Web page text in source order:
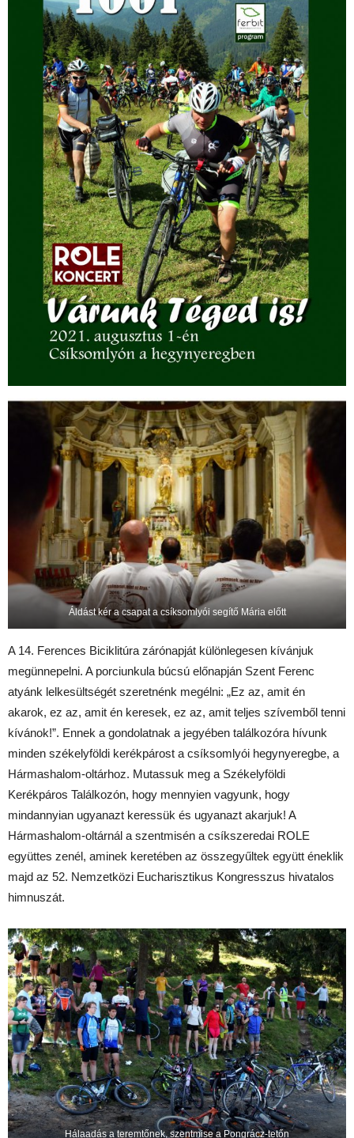
Áldást kér a csapat a csíksomlyói segítő Mária előtt
A 14. Ferences Biciklitúra zárónapját különlegesen kívánjuk
megünnepelni. A porciunkula búcsú előnapján Szent Ferenc
atyánk lelkesültségét szeretnénk megélni: „Ez az, amit én
akarok, ez az, amit én keresek, ez az, amit teljes szívemből tenni
kívánok!”. Ennek a gondolatnak a jegyében találkozóra hívunk
minden székelyföldi kerékpárost a csíksomlyói hegynyeregbe, a
Hármashalom-oltárhoz. Mutassuk meg a Székelyföldi
Kerékpáros Találkozón, hogy mennyien vagyunk, hogy
mindannyian ugyanazt keressük és ugyanazt akarjuk! A
Hármashalom-oltárnál a szentmisén a csíkszeredai ROLE
együttes zenél, aminek keretében az összegyűltek együtt éneklik
majd az 52. Nemzetközi Eucharisztikus Kongresszus hivatalos
himnuszát.
Hálaadás a teremtőnek, szentmise a Pongrácz-tetőn